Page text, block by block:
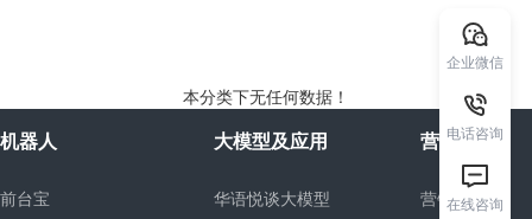
本分类下无任何数据！
机器人
前台宝
大模型及应用
华语悦谈大模型
营销系统
营销机器人
企业微信
电话咨询
在线咨询